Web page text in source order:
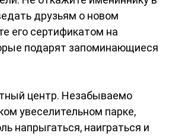
друзьям о новом
его сертификатом на
подарят запоминающиеся
центр. Незабываемо
увеселительном парке,
напрыгаться, наиграться и